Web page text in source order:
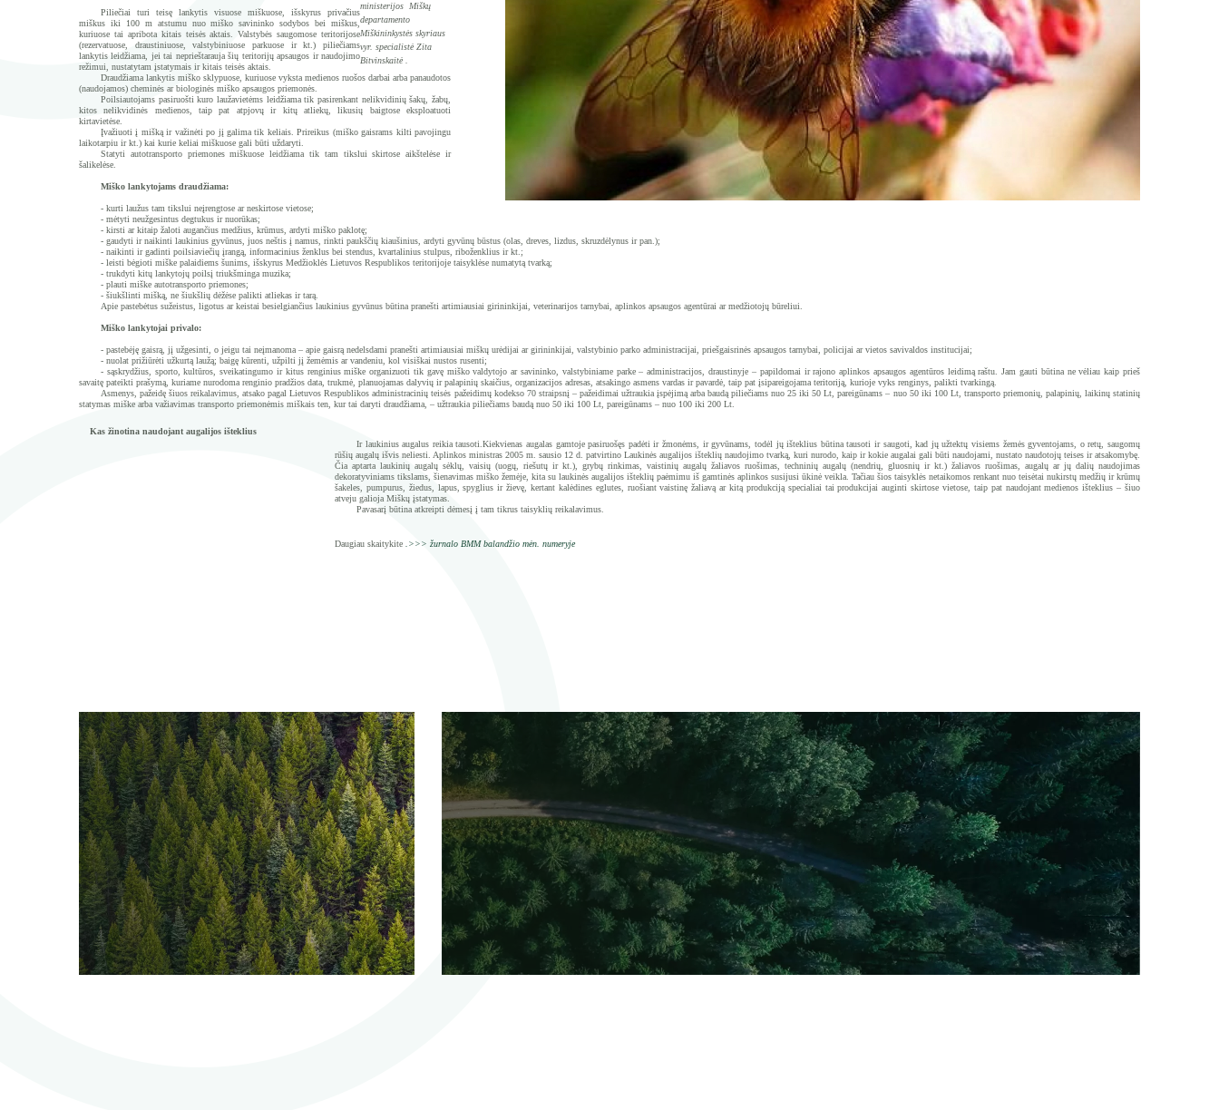
ministerijos Miškų
departamento
Miškininkystės skyriaus
vyr. specialistė Zita
Bitvinskaitė .
Piliečiai turi teisę lankytis visuose miškuose, išskyrus privačius
miškus iki 100 m atstumu nuo miško savininko sodybos bei miškus,
kuriuose tai apribota kitais teisės aktais. Valstybės saugomose teritorijose
(rezervatuose, draustiniuose, valstybi­niuose parkuose ir kt.) piliečiams
lankytis leidžia­ma, jei tai neprieštarauja šių teritorijų apsaugos ir naudojimo
režimui, nustatytam įstatymais ir kitais teisės aktais.
Draudžiama lankytis miško sklypuose, kuriuo­se vyksta medienos ruošos darbai arba panaudotos
(naudojamos) cheminės ar biologinės miško ap­saugos priemonės.
Poilsiautojams pasiruošti kuro laužavietėms lei­džiama tik pasirenkant nelikvidinių šakų, žabų,
ki­tos nelikvidinės medienos, taip pat atpjovų ir kitų atliekų, likusių baigtose eksploatuoti
kirtavietėse.
Įvažiuoti į mišką ir važinėti po jį galima tik keliais. Prireikus (miško gaisrams kilti pavojingu
laikotarpiu ir kt.) kai kurie keliai miškuose gali būti uždaryti.
Statyti autotransporto priemones miškuose leidžiama tik tam tikslui skirtose aikštelėse ir
šalikelėse.
Miško lankytojams draudžiama:
- kurti laužus tam tikslui neįrengtose ar ne­skirtose vietose;
- mėtyti neužgesintus degtukus ir nuorūkas;
- kirsti ar kitaip žaloti augančius medžius, krūmus, ardyti miško paklotę;
- gaudyti ir naikinti laukinius gyvūnus, juos neštis į namus, rinkti paukščių kiaušinius, ardyti gyvūnų būstus (olas, dreves, lizdus, skruzdėlynus ir pan.);
- naikinti ir gadinti poilsiaviečių įrangą, infor­macinius ženklus bei stendus, kvartalinius stulpus, riboženklius ir kt.;
- leisti bėgioti miške palaidiems šunims, išsky­rus Medžioklės Lietuvos Respublikos teritorijoje taisyklėse numatytą tvarką;
- trukdyti kitų lankytojų poilsį triukšminga muzika;
- plauti miške autotransporto priemones;
- šiukšlinti mišką, ne šiukšlių dėžėse palikti atliekas ir tarą.
Apie pastebėtus sužeistus, ligotus ar keistai besielgiančius laukinius gyvūnus būtina pranešti artimiausiai girininkijai, veterinarijos tarnybai, ap­linkos apsaugos agentūrai ar medžiotojų būreliui.
Miško lankytojai privalo:
- pastebėję gaisrą, jį užgesinti, o jeigu tai ne­įmanoma – apie gaisrą nedelsdami pranešti arti­miausiai miškų urėdijai ar girininkijai, valstybinio parko administracijai, priešgaisrinės apsaugos tar­nybai, policijai ar vietos savivaldos institucijai;
- nuolat prižiūrėti užkurtą laužą; baigę kūrenti, užpilti jį žemėmis ar vandeniu, kol visiškai nustos rusenti;
- sąskrydžius, sporto, kultūros, sveikatingumo ir kitus renginius miške organizuoti tik gavę miško valdytojo ar savininko, valstybiniame parke – ad­ministracijos, draustinyje – papildomai ir rajono aplinkos apsaugos agentūros leidimą raštu. Jam gauti būtina ne vėliau kaip prieš
savaitę pateikti prašymą, kuriame nurodoma renginio pradžios data, trukmė, planuojamas dalyvių ir palapinių skaičius, organizacijos adresas, atsakingo asmens vardas ir pavardė, taip pat įsipareigojama teritoriją, kurioje vyks renginys, palikti tvarkingą.
Asmenys, pažeidę šiuos reikalavimus, atsako pagal Lietuvos Respublikos administracinių teisės pažeidimų kodekso 70 straipsnį – pažeidimai už­traukia įspėjimą arba baudą piliečiams nuo 25 iki 50 Lt, pareigūnams – nuo 50 iki 100 Lt, transporto priemonių, palapinių, laikinų statinių
statymas miške arba važiavimas transporto priemonėmis miškais ten, kur tai daryti draudžiama, – užtraukia piliečiams baudą nuo 50 iki 100 Lt, pareigūnams – nuo 100 iki 200 Lt.
Kas žinotina naudojant augalijos išteklius
Ir laukinius augalus reikia tausoti.Kiekvienas augalas gamtoje pasiruošęs padėti ir žmonėms, ir gyvūnams, todėl jų išteklius būtina tausoti ir saugoti, kad jų užtektų visiems žemės gyventojams, o retų, saugomų
rūšių augalų išvis neliesti. Aplinkos ministras 2005 m. sausio 12 d. patvirtino Laukinės augalijos išteklių naudojimo tvarką, kuri nurodo, kaip ir kokie augalai gali būti naudojami, nustato naudotojų teises ir atsakomy­bę.
Čia aptarta laukinių augalų sėklų, vaisių (uogų, riešutų ir kt.), grybų rinkimas, vaistinių augalų žaliavos ruošimas, techninių augalų (nendrių, gluosnių ir kt.) žaliavos ruošimas, augalų ar jų dalių naudojimas
dekoratyviniams tikslams, šie­navimas miško žemėje, kita su laukinės augalijos išteklių paėmimu iš gamtinės aplinkos susijusi ūkinė veikla. Tačiau šios taisyklės netaikomos renkant nuo teisėtai nukirstų medžių ir krūmų
šakeles, pumpurus, žiedus, lapus, spyglius ir žievę, kertant kalėdines eglutes, ruošiant vaistinę žaliavą ar kitą produkciją specialiai tai produkcijai auginti skirtose vietose, taip pat naudojant medienos iš­teklius – šiuo
atveju galioja Miškų įstatymas.
Pavasarį būtina atkreipti dėmesį į tam tikrus taisyklių reikalavimus.
Daugiau skaitykite .>>> žurnalo BMM balandžio mėn. numeryje